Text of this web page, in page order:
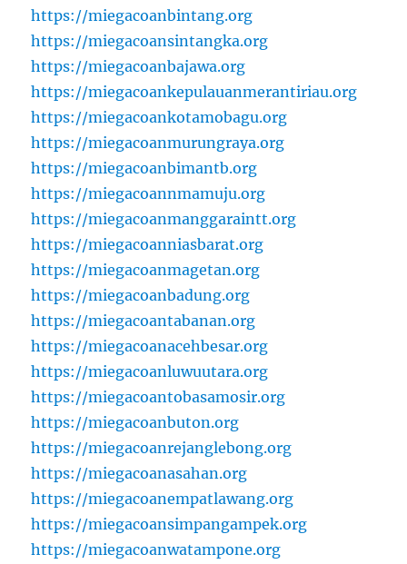
https://miegacoanbintang.org
https://miegacoansintangka.org
https://miegacoanbajawa.org
https://miegacoankepulauanmerantiriau.org
https://miegacoankotamobagu.org
https://miegacoanmurungraya.org
https://miegacoanbimantb.org
https://miegacoannmamuju.org
https://miegacoanmanggaraintt.org
https://miegacoanniasbarat.org
https://miegacoanmagetan.org
https://miegacoanbadung.org
https://miegacoantabanan.org
https://miegacoanacehbesar.org
https://miegacoanluwuutara.org
https://miegacoantobasamosir.org
https://miegacoanbuton.org
https://miegacoanrejanglebong.org
https://miegacoanasahan.org
https://miegacoanempatlawang.org
https://miegacoansimpangampek.org
https://miegacoanwatampone.org